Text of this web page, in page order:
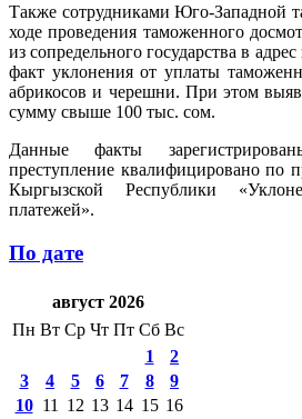
Также сотрудниками Юго-Западной
ходе проведения таможенного
из сопредельного государства в
факт уклонения от уплаты
абрикосов и черешни. При этом
сумму свыше 100 тыс. сом.
Данные факты
преступление квалифицировано по
Кыргызской Республики
платежей».
По дате
август 2026
Пн Вт Ср Чт Пт Сб Вс
1
2
3
4 5 6 7 8
9
10 11 12 13 14 15 16